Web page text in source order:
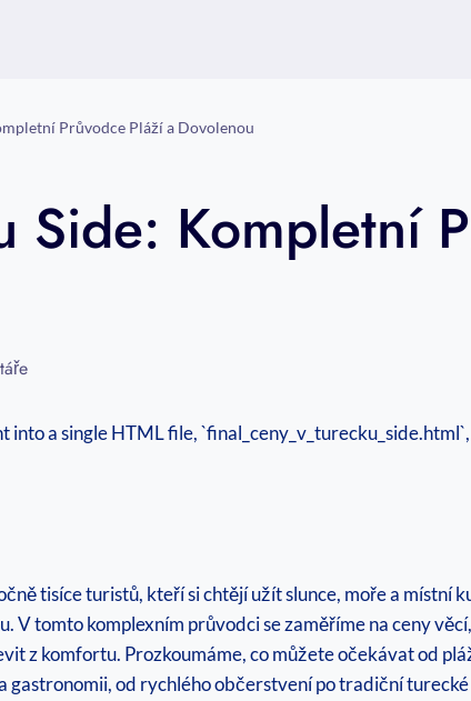
Průvodce Pláží a Dovolenou
Side: Kompletní
a single HTML file,
tisíce turistů, kteří si chtějí užít slunce, moře a místní
V tomto komplexním průvodci se zaměříme na ceny
z komfortu. Prozkoumáme, co můžete očekávat od
gastronomii, od rychlého občerstvení po tradiční